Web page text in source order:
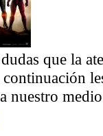
que la
nuestro